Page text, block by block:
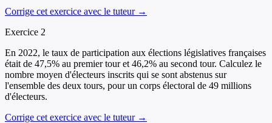
Corrige cet exercice avec le tuteur →
Exercice 2
En 2022, le taux de participation aux élections législatives françaises
était de 47,5% au premier tour et 46,2% au second tour. Calculez le
nombre moyen d'électeurs inscrits qui se sont abstenus sur
l'ensemble des deux tours, pour un corps électoral de 49 millions
d'électeurs.
Corrige cet exercice avec le tuteur →